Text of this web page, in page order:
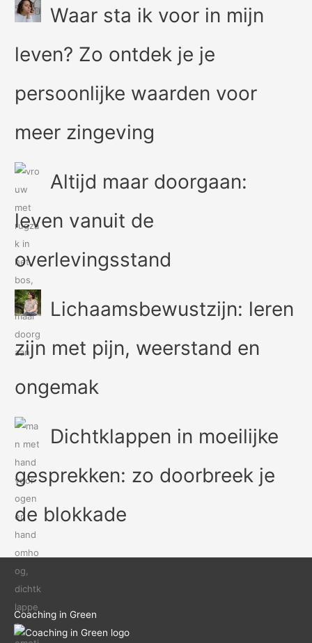
Waar sta ik voor in mijn
leven? Zo ontdek je je
persoonlijke waarden voor
meer zingeving
Altijd maar doorgaan:
leven vanuit de
overlevingsstand
Lichaamsbewustzijn: leren
zijn met pijn, weerstand en
ongemak
Dichtklappen in moeilijke
gesprekken: zo doorbreek je
de blokkade
Coaching in Green